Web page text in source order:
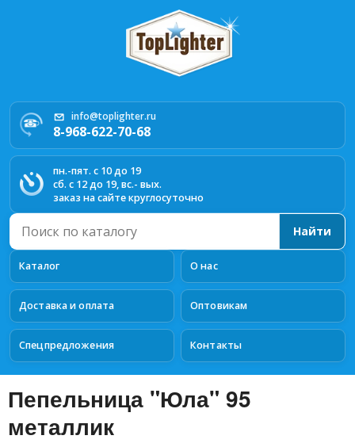
info@toplighter.ru
8-968-622-70-68
пн.-пят. с 10 до 19
сб. с 12 до 19, вс.- вых.
заказ на сайте круглосуточно
Каталог О нас
Доставка и оплата Оптовикам
Спецпредложения Контакты
Поиск
по
каталогу
Найти
Пепельница "Юла" 95
металлик